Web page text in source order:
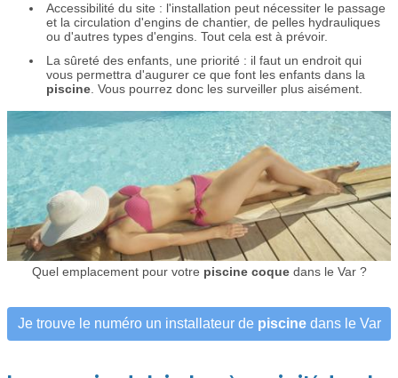
Accessibilité du site : l'installation peut nécessiter le passage
et la circulation d'engins de chantier, de pelles hydrauliques
ou d'autres types d'engins. Tout cela est à prévoir.
La sûreté des enfants, une priorité : il faut un endroit qui
vous permettra d'augurer ce que font les enfants dans la
piscine. Vous pourrez donc les surveiller plus aisément.
Quel emplacement pour votre piscine coquedans le Var ?
Je trouve le numéro un installateur de piscinedans le Var